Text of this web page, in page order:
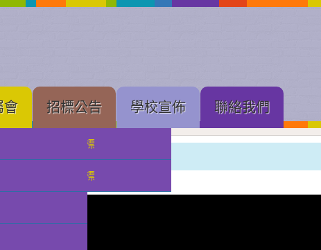
會 招標公告
中學部招標
小幼部招標
學校宣佈 聯絡我們
學部